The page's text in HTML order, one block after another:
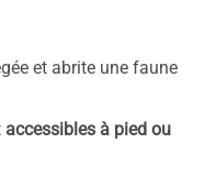
et abrite une faune
accessibles à pied ou